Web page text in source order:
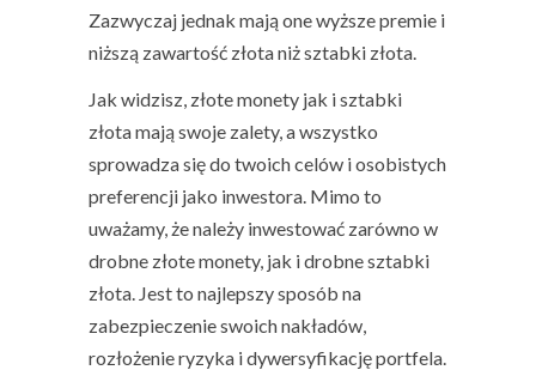
Zazwyczaj jednak mają one wyższe premie i
niższą zawartość złota niż sztabki złota.
Jak widzisz, złote monety jak i sztabki
złota mają swoje zalety, a wszystko
sprowadza się do twoich celów i osobistych
preferencji jako inwestora. Mimo to
uważamy, że należy inwestować zarówno w
drobne złote monety, jak i drobne sztabki
złota. Jest to najlepszy sposób na
zabezpieczenie swoich nakładów,
rozłożenie ryzyka i dywersyfikację portfela.